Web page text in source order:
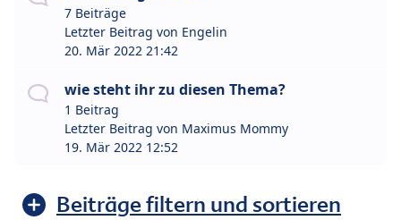
7 Beiträge
Letzter Beitrag von Engelin
20. Mär 2022 21:42
wie steht ihr zu diesen Thema?
1 Beitrag
Letzter Beitrag von Maximus Mommy
19. Mär 2022 12:52
Beiträge filtern und sortieren